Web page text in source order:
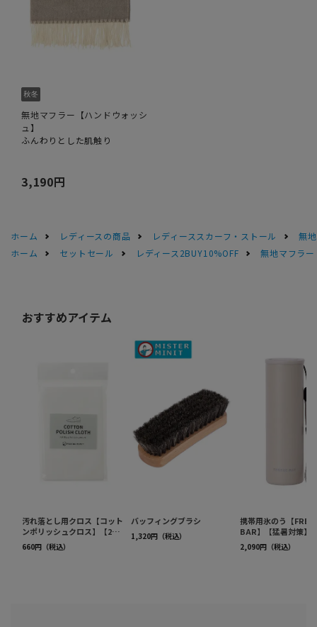
無地マフラー【ハンドウォッシ
ュ】
ふんわりとした肌触り
3,190円
ホーム レディースの商品 レディーススカーフ・ストール
無
ホーム
セットセール レディース2BUY10%OFF 無地マフラ